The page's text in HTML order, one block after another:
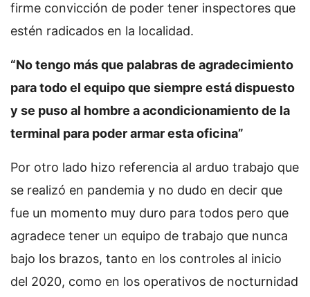
firme convicción de poder tener inspectores que
estén radicados en la localidad.
“No tengo más que palabras de agradecimiento
para todo el equipo que siempre está dispuesto
y se puso al hombre a acondicionamiento de la
terminal para poder armar esta oficina”
Por otro lado hizo referencia al arduo trabajo que
se realizó en pandemia y no dudo en decir que
fue un momento muy duro para todos pero que
agradece tener un equipo de trabajo que nunca
bajo los brazos, tanto en los controles al inicio
del 2020, como en los operativos de nocturnidad